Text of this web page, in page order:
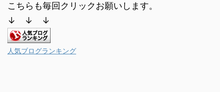
こちらも毎回クリックお願いします。
↓ ↓ ↓
人気ブログランキング